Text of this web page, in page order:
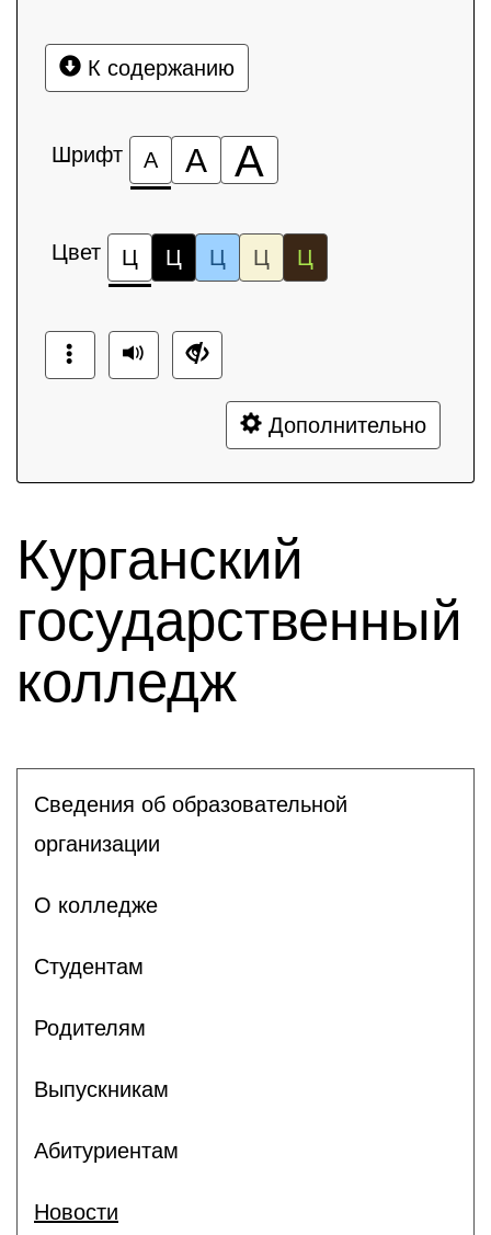
К содержанию
Шрифт А А А
Цвет Ц Ц Ц Ц Ц
Дополнительно
Курганский
государственный
колледж
Сведения об образовательной
организации
О колледже
Студентам
Родителям
Выпускникам
Абитуриентам
Новости